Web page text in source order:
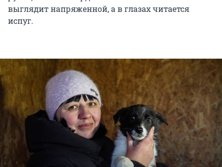
выглядит напряженной, а в глазах читается
испуг.